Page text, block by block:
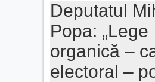
Deputatul
Popa: „Lege
organică –
electoral –